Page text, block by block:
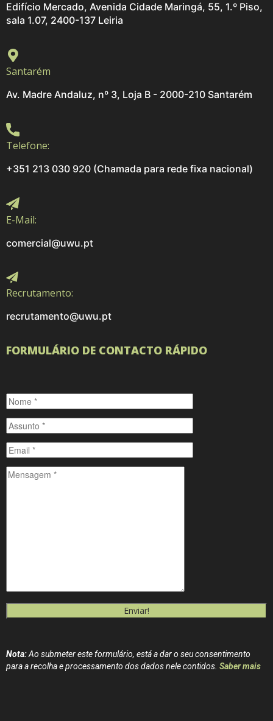
Edifício Mercado, Avenida Cidade Maringá, 55, 1.º Piso,
sala 1.07, 2400-137 Leiria
Santarém
Av. Madre Andaluz, nº 3, Loja B - 2000-210 Santarém
Telefone:
+351 213 030 920 (Chamada para rede fixa nacional)
E-Mail:
comercial@uwu.pt
Recrutamento:
recrutamento@uwu.pt
FORMULÁRIO DE CONTACTO RÁPIDO
Enviar!
Nota:Ao submeter este formulário, está a dar o seu consentimento
para a recolha e processamento dos dados nele contidos. Saber mais